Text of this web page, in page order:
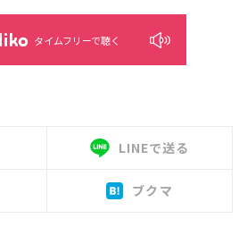
タイムフリーで聴く
LINEで送る
ブクマ